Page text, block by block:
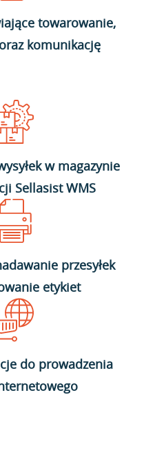
towarowanie,
komunikację
w magazynie
Sellasist WMS
przesyłek
etykiet
do prowadzenia